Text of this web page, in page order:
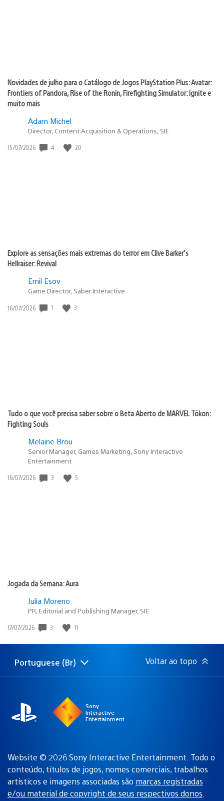
Novidades de julho para o Catálogo de Jogos PlayStation Plus: Avatar:
Frontiers of Pandora, Rise of the Ronin, Firefighting Simulator: Ignite e
muito mais
Adam Michel
Director, Content Acquisition & Operations, SIE
Data
15/07/2026 4 20
Explore as sensações mais extremas do terror em Clive Barker’s
Hellraiser: Revival
Emil Esov
Game Director, Saber Interactive
Data
16/07/2026 1 3
Tudo o que você precisa saber sobre o Beta Aberto de MARVEL Tōkon:
Fighting Souls
Melaine Brou
Senior Manager, Games Marketing, Sony Interactive
Entertainment
Data
16/07/2026 3 5
Jogada da Semana: Aura
Julia Moreno
PR, Editorial and Publishing Manager, SIE
Data
publicação:
17/07/2026 3 11
Selecione
uma
Região
atual:
Portuguese (Br) Voltar ao topo
Sony
Interactive
Entertainment
Website © 2026 Sony Interactive Entertainment. Todo o
conteúdo, títulos de jogos, nomes comerciais, trabalhos
artísticos e imagens associadas são marcas registradas
e/ou material de copyright de seus respectivos donos.